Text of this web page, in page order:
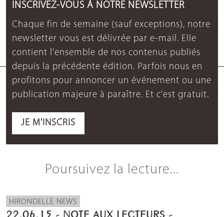
INSCRIVEZ-VOUS À NOTRE NEWSLETTER
Chaque fin de semaine (sauf exceptions), notre
newsletter vous est délivrée par e-mail. Elle
contient l'ensemble de nos contenus publiés
depuis la précédente édition. Parfois nous en
profitons pour annoncer un événement ou une
publication majeure à paraître. Et c'est gratuit.
JE M'INSCRIS
Poursuivez la lecture...
HIRONDELLE NEWS
22.06.15 - NOTE AUX LECTEURS -